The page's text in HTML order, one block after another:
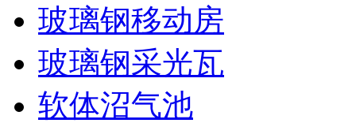
玻璃钢移动房
玻璃钢采光瓦
软体沼气池